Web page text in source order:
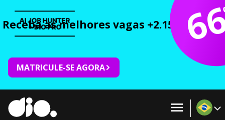
Receba as melhores vagas +2.150 cursos
MATRICULE-SE AGORA